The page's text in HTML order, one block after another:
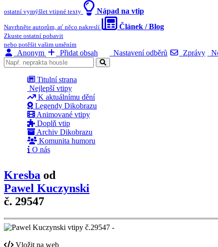
ostatní vymýšlet vtipné texty Nápad na vtip
Navrhněte autorům, ať něco nakreslí Článek / Blog
Zkuste ostatní pobavit
nebo potěšit vašim uměním
Anonym Přidat obsah Nastavení odběrů Zprávy
Titulní strana
Nejlepší vtipy
K aktuálnímu dění
Legendy Dikobrazu
Animované vtipy
Doplň vtip
Archiv Dikobrazu
Komunita humoru
O nás
Kresba od
Pawel Kuczynski
č. 29547
Vložit na web